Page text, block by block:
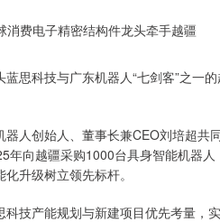
思科技与广东机器人“七剑客”之一
人创始人、董事长兼CEO刘培超共
向越疆采购1000台具身智能机器
升级树立领先标杆。
技产能规划与新建项目优先考量，